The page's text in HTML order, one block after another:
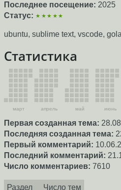
Последнее посещение: 2025
Статус: ★★★★★
ubuntu, sublime text, vscode,
Статистика
март апрель май июнь
Первая созданная тема:
Последняя созданная тема:
Первый комментарий:
Последний комментарий:
Число комментариев: 7610
Раздел Число тем